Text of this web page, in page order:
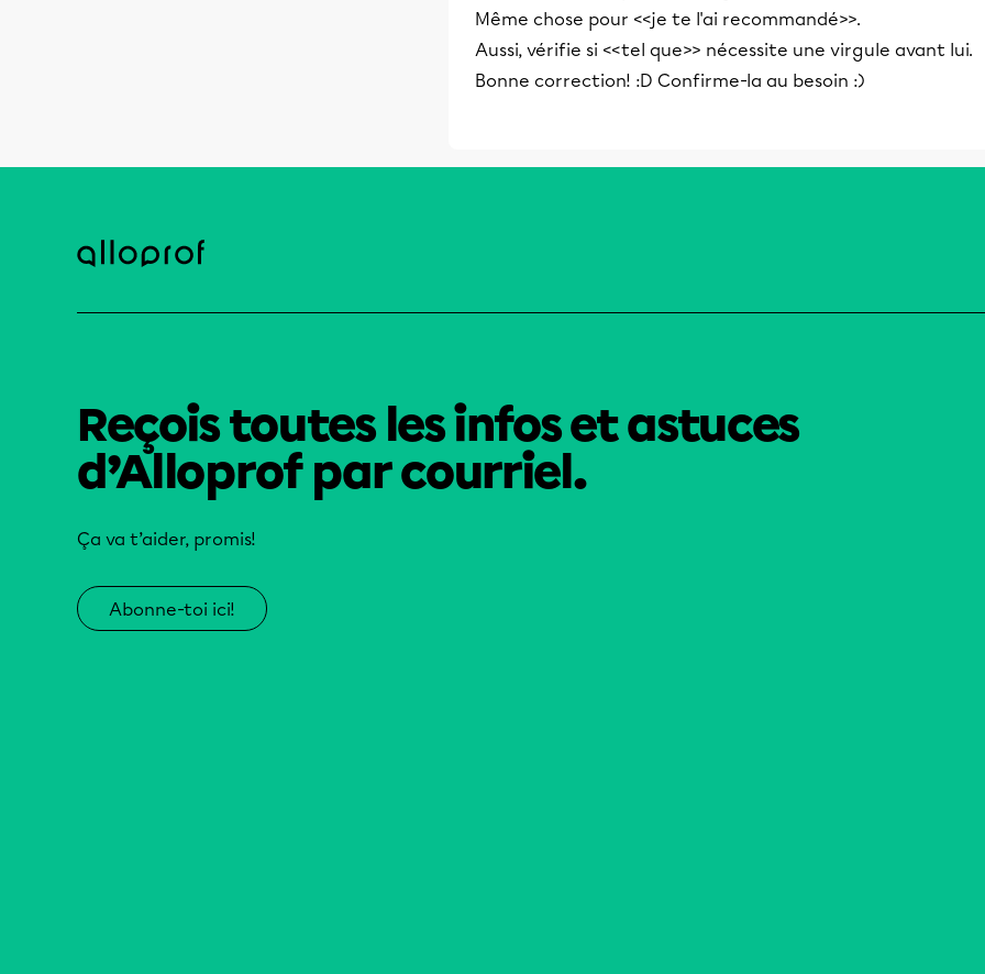
Même chose pour <<je te l'ai recommandé>>.
Aussi, vérifie si <<tel que>> nécessite une virgule avant lui.
Bonne correction! :D Confirme-la au besoin :)
Reçois toutes les infos et astuces
d’Alloprof par courriel.
Ça va t’aider, promis!
Abonne-toi ici!